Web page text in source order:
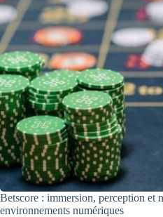
Betscore : immersion, perception et
environnements numériques